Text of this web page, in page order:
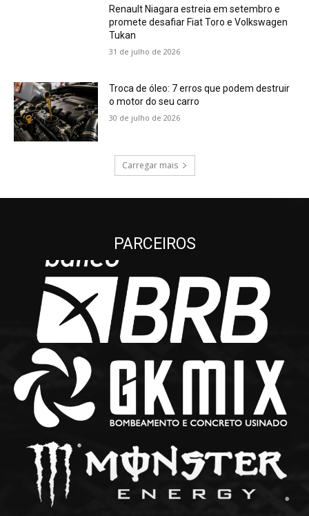
Renault Niagara estreia em setembro e
promete desafiar Fiat Toro e Volkswagen
Tukan
31 de julho de 2026
Troca de óleo: 7 erros que podem destruir
o motor do seu carro
30 de julho de 2026
Carregar mais
PARCEIROS